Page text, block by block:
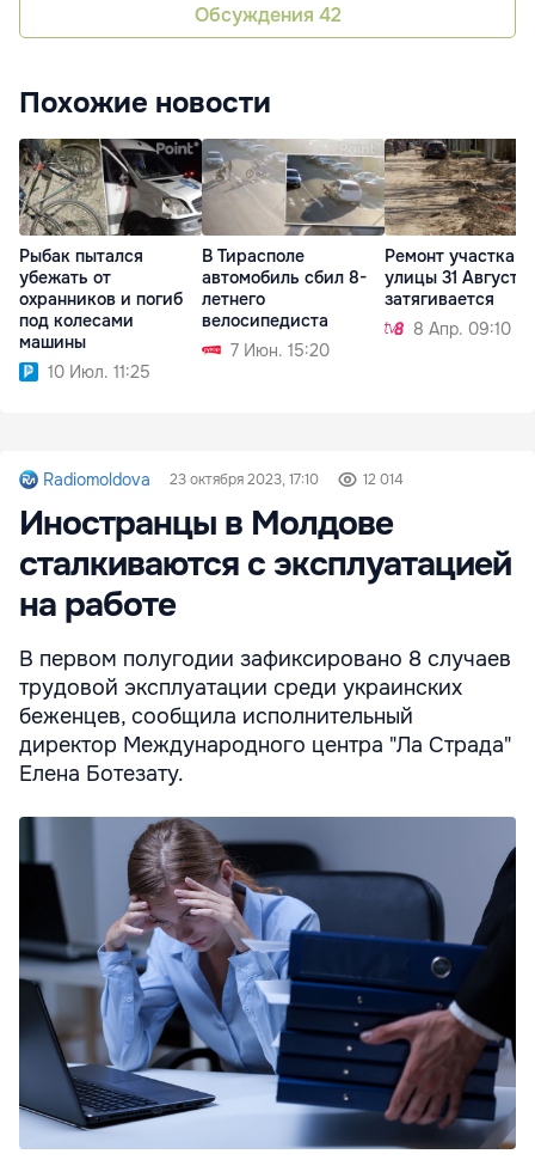
Обсуждения 42
Похожие новости
Рыбак пытался
убежать от
охранников и погиб
под колесами
машины
10 Июл. 11:25
В Тирасполе
автомобиль сбил 8-
летнего
велосипедиста
7 Июн. 15:20
Ремонт участка
улицы 31 Августа
затягивается
8 Апр. 09:10
Radiomoldova 23 октября 2023, 17:10 12 014
Иностранцы в Молдове
сталкиваются с эксплуатацией
на работе
В первом полугодии зафиксировано 8 случаев
трудовой эксплуатации среди украинских
беженцев, сообщила исполнительный
директор Международного центра "Ла Страда"
Елена Ботезату.